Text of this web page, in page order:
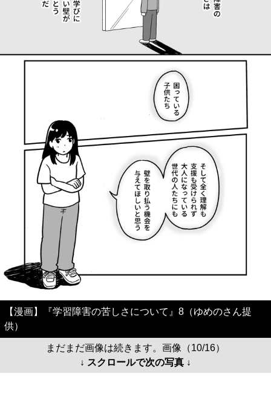
【漫画】『学習障害の苦しさについて』8（ゆめのさん提
供）
まだまだ画像は続きます。画像（10/16）
↓ スクロールで次の写真 ↓